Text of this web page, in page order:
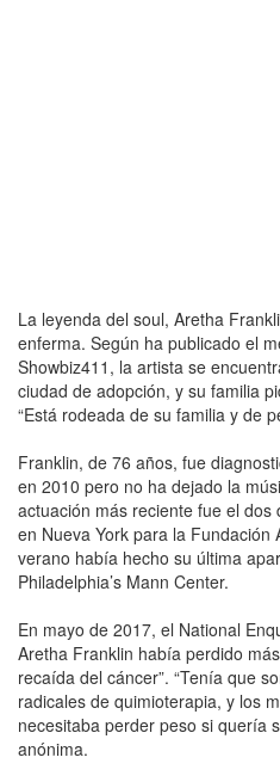
La leyenda del soul, Aretha
enferma. Según ha publicado el
Showbiz411, la artista se
ciudad de adopción, y su familia
“Está rodeada de su familia y de
Franklin, de 76 años, fue
en 2010 pero no ha dejado la
actuación más reciente fue el
en Nueva York para la Fundación
verano había hecho su última
Philadelphia’s Mann Center.
En mayo de 2017, el National
Aretha Franklin había perdido
recaída del cáncer”. “Tenía que
radicales de quimioterapia, y los
necesitaba perder peso si quería
anónima.